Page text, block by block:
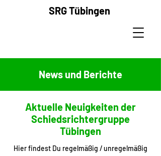
SRGTübingen
News und Berichte
Aktuelle Neuigkeiten der
Schiedsrichtergruppe
Tübingen
Hier findest Du regelmäßig / unregelmäßig